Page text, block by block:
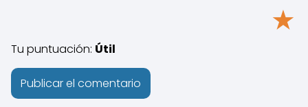
★
Tu puntuación: Útil